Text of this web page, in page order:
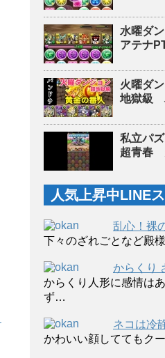
水曜ダ
アテナ
火曜ダ
地獄級
私立パ
超青春
人気上昇中LINE
乱心！裸
下々のざれごとなど殿
からくり
からくり人形に感情は
ず…
ネコは冷
かわいい顔しててもクー